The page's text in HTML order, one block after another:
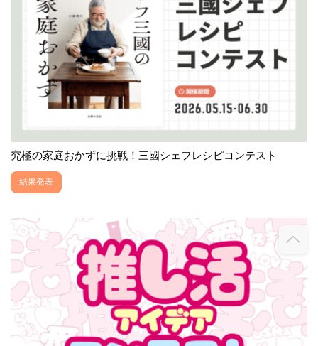
究極の家庭おかずに挑戦！三國シェフレシピコンテスト
結果発表